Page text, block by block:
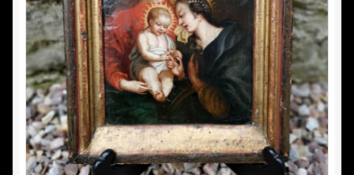
Nous achetons
Vide maison
Commande
Conditions d’utilisation